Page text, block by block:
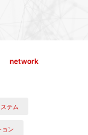
network
テム
ョン